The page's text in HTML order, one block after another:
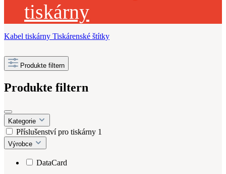
tiskárny
Kabel tiskárny Tiskárenské štítky
Produkte filtern
Produkte filtern
Kategorie
Příslušenství pro tiskárny 1
Výrobce
DataCard